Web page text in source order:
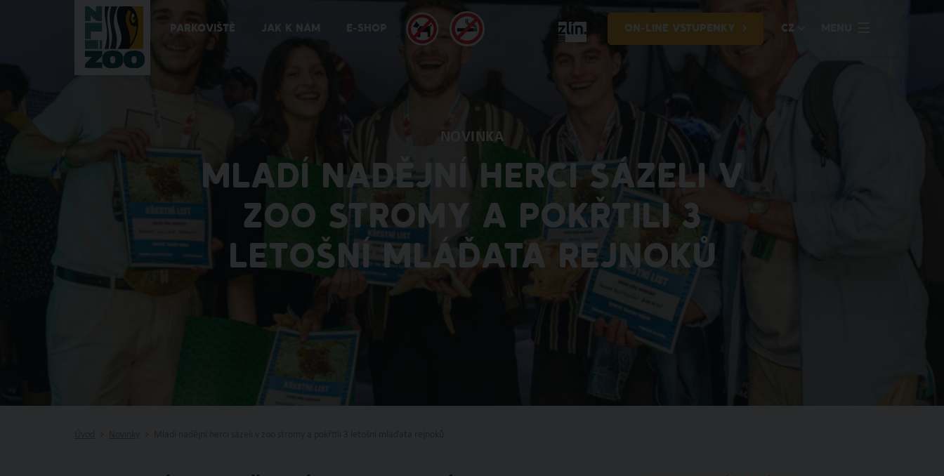
PARKOVIŠTĚ ON-LINE VSTUPENKY CZ
NOVINKA
MLADÍ NADĚJNÍ HERCI SÁZELI V
ZOO STROMY A POKŘTILI 3
LETOŠNÍ MLÁĎATA REJNOKŮ